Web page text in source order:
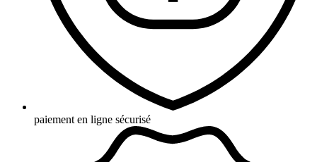
paiement en ligne sécurisé